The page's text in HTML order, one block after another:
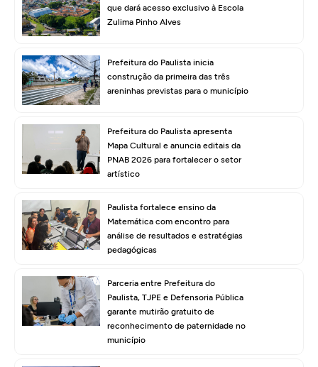
que dará acesso exclusivo à Escola
Zulima Pinho Alves
Prefeitura do Paulista inicia
construção da primeira das três
areninhas previstas para o município
Prefeitura do Paulista apresenta
Mapa Cultural e anuncia editais da
PNAB 2026 para fortalecer o setor
artístico
Paulista fortalece ensino da
Matemática com encontro para
análise de resultados e estratégias
pedagógicas
Parceria entre Prefeitura do
Paulista, TJPE e Defensoria Pública
garante mutirão gratuito de
reconhecimento de paternidade no
município